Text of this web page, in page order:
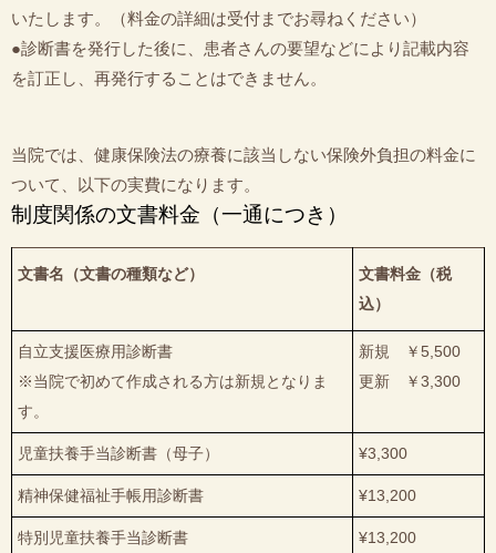
いたします。（料金の詳細は受付までお尋ねください）
●診断書を発行した後に、患者さんの要望などにより記載内容
を訂正し、再発行することはできません。
当院では、健康保険法の療養に該当しない保険外負担の料金に
ついて、以下の実費になります。
制度関係の文書料金（一通につき）
文書名（文書の種類など）
文書料金（税
込）
自立支援医療用診断書
※当院で初めて作成される方は新規となりま
す。
新規 ￥5,500
更新 ￥3,300
児童扶養手当診断書（母子） ¥3,300
精神保健福祉手帳用診断書 ¥13,200
特別児童扶養手当診断書 ¥13,200